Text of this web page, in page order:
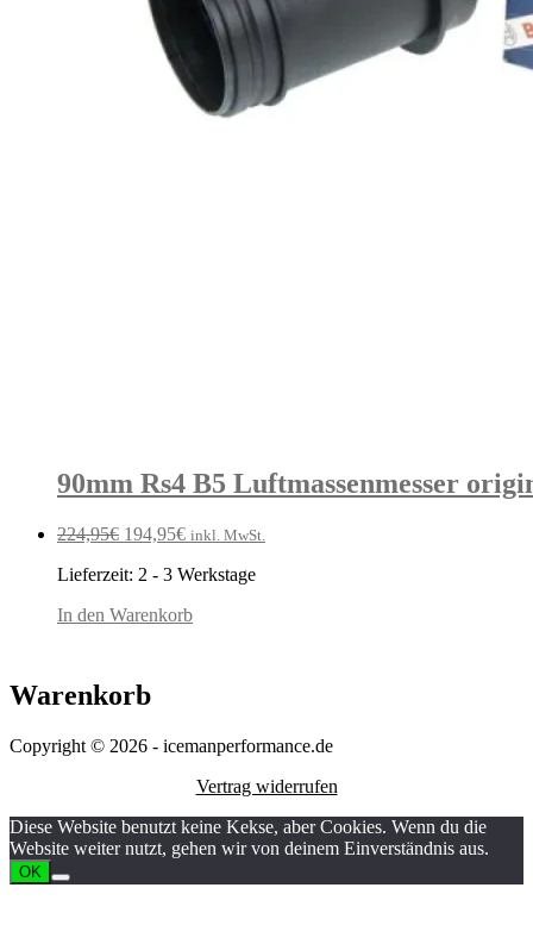
90mm Rs4 B5 Luftmassenmesser
224,95€ Ursprünglicher
war:
194,95€Aktueller
ist:
inkl. MwSt.
Lieferzeit: 2 - 3 Werkstage
In den Warenkorb
Warenkorb
Copyright © 2026 - icemanperformance.de
Vertrag widerrufen
Diese Website benutzt keine Kekse, aber Cookies. Wenn du die
Website weiter nutzt, gehen wir von deinem Einverständnis aus.
OK